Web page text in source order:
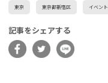
東京 東京都新宿区 イベント
記事をシェアする